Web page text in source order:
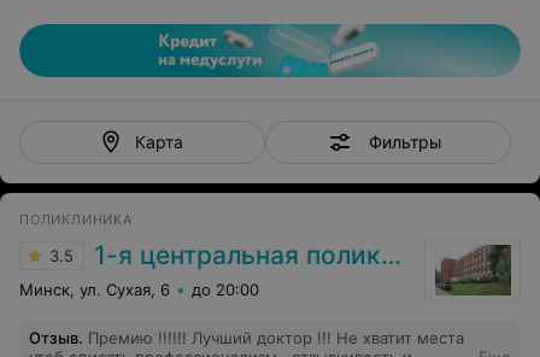
Карта Фильтры
ПОЛИКЛИНИКА
3.5 1-я центральная поликлиника
Минск, ул. Сухая, 6 до 20:00
Отзыв. Премию !!!!!! Лучший доктор !!! Не хватит места